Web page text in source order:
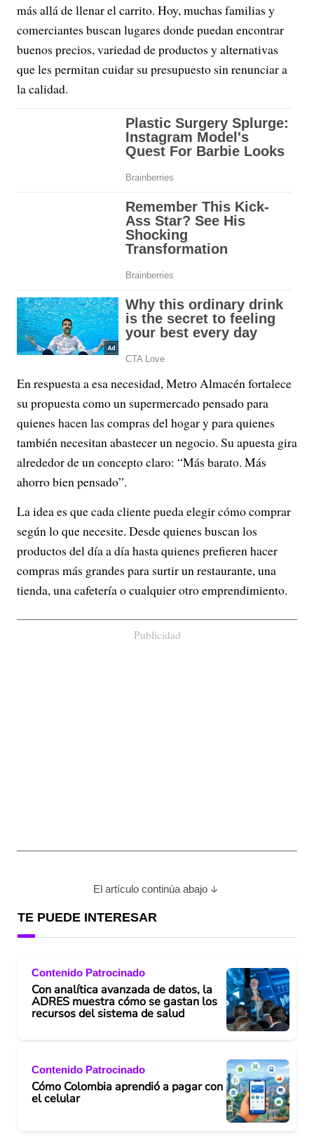
más allá de llenar el carrito. Hoy, muchas familias y
comerciantes buscan lugares donde puedan encontrar
buenos precios, variedad de productos y alternativas
que les permitan cuidar su presupuesto sin renunciar a
la calidad.
En respuesta a esa necesidad, Metro Almacén fortalece
su propuesta como un supermercado pensado para
quienes hacen las compras del hogar y para quienes
también necesitan abastecer un negocio. Su apuesta gira
alrededor de un concepto claro: “Más barato. Más
ahorro bien pensado”.
La idea es que cada cliente pueda elegir cómo comprar
según lo que necesite. Desde quienes buscan los
productos del día a día hasta quienes prefieren hacer
compras más grandes para surtir un restaurante, una
tienda, una cafetería o cualquier otro emprendimiento.
Publicidad
El artículo continúa abajo
TE PUEDE INTERESAR
Contenido Patrocinado
Con analítica avanzada de datos, la
ADRES muestra cómo se gastan los
recursos del sistema de salud
Contenido Patrocinado
Cómo Colombia aprendió a pagar con
el celular